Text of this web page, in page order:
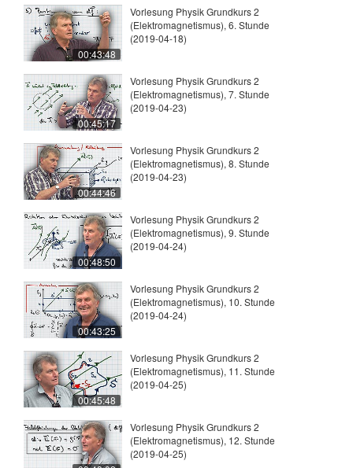
00:43:48
Vorlesung Physik Grundkurs 2
(Elektromagnetismus), 6. Stunde
(2019-04-18)
00:45:17
Vorlesung Physik Grundkurs 2
(Elektromagnetismus), 7. Stunde
(2019-04-23)
00:44:46
Vorlesung Physik Grundkurs 2
(Elektromagnetismus), 8. Stunde
(2019-04-23)
00:48:50
Vorlesung Physik Grundkurs 2
(Elektromagnetismus), 9. Stunde
(2019-04-24)
00:43:25
Vorlesung Physik Grundkurs 2
(Elektromagnetismus), 10. Stunde
(2019-04-24)
00:45:48
Vorlesung Physik Grundkurs 2
(Elektromagnetismus), 11. Stunde
(2019-04-25)
Vorlesung Physik Grundkurs 2
(Elektromagnetismus), 12. Stunde
(2019-04-25)